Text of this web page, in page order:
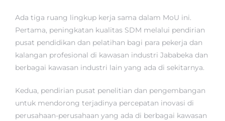
Ada tiga ruang lingkup kerja sama dalam MoU ini.
Pertama, peningkatan kualitas SDM melalui pendirian
pusat pendidikan dan pelatihan bagi para pekerja dan
kalangan profesional di kawasan industri Jababeka dan
berbagai kawasan industri lain yang ada di sekitarnya.
Kedua, pendirian pusat penelitian dan pengembangan
untuk mendorong terjadinya percepatan inovasi di
perusahaan-perusahaan yang ada di berbagai kawasan